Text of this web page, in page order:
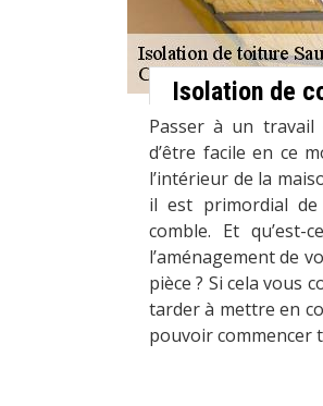
Isolation de
Passer à un
d’être facile en ce
l’intérieur de la
il est primordial de
comble. Et
l’aménagement de
pièce ? Si cela vous
tarder à mettre en
pouvoir commencer